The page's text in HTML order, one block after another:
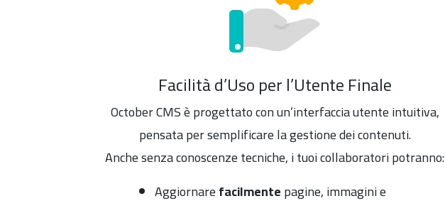
Facilità d’Uso per l’Utente Finale
October CMS è progettato con un’interfaccia utente intuitiva,
pensata per semplificare la gestione dei contenuti.
Anche senza conoscenze tecniche, i tuoi collaboratori potranno:
Aggiornarefacilmentepagine, immagini e